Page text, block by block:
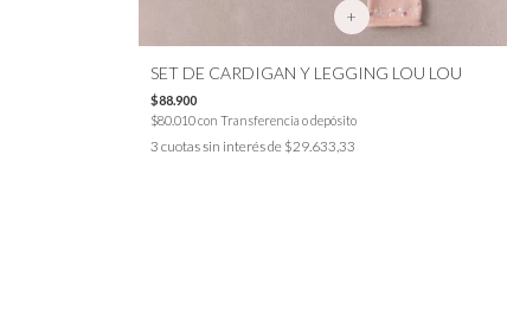
+
SET DE CARDIGAN Y LEGGING LOU LOU
$88.900
$80.010con Transferencia o depósito
3 cuotas sin interés de $29.633,33